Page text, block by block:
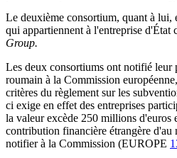
Le deuxième consortium, quant à lui,
qui appartiennent à l'entreprise d'État
Group.
Les deux consortiums ont notifié
roumain à la Commission
critères du règlement sur les
ci exige en effet des entreprises
la valeur excède 250 millions d'euros
contribution financière étrangère
notifier à la Commission (EUROPE